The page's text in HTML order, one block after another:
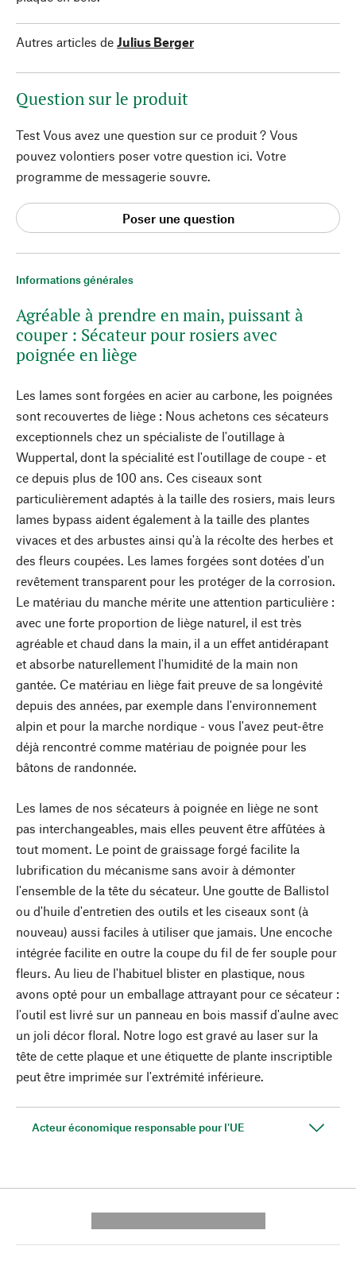
Informations générales
Agréable à prendre en main, puissant à
couper : Sécateur pour rosiers avec
poignée en liège
Les lames sont forgées en acier au carbone, les poignées
sont recouvertes de liège : Nous achetons ces sécateurs
exceptionnels chez un spécialiste de l'outillage à
Wuppertal, dont la spécialité est l'outillage de coupe - et
ce depuis plus de 100 ans. Ces ciseaux sont
particulièrement adaptés à la taille des rosiers, mais leurs
lames bypass aident également à la taille des plantes
vivaces et des arbustes ainsi qu'à la récolte des herbes et
des fleurs coupées. Les lames forgées sont dotées d'un
revêtement transparent pour les protéger de la corrosion.
Le matériau du manche mérite une attention particulière :
avec une forte proportion de liège naturel, il est très
agréable et chaud dans la main, il a un effet antidérapant
et absorbe naturellement l'humidité de la main non
gantée. Ce matériau en liège fait preuve de sa longévité
depuis des années, par exemple dans l'environnement
alpin et pour la marche nordique - vous l'avez peut-être
déjà rencontré comme matériau de poignée pour les
bâtons de randonnée.
Les lames de nos sécateurs à poignée en liège ne sont
pas interchangeables, mais elles peuvent être affûtées à
tout moment. Le point de graissage forgé facilite la
lubrification du mécanisme sans avoir à démonter
l'ensemble de la tête du sécateur. Une goutte de Ballistol
ou d'huile d'entretien des outils et les ciseaux sont (à
nouveau) aussi faciles à utiliser que jamais. Une encoche
intégrée facilite en outre la coupe du fil de fer souple pour
fleurs. Au lieu de l'habituel blister en plastique, nous
avons opté pour un emballage attrayant pour ce sécateur :
l'outil est livré sur un panneau en bois massif d'aulne avec
un joli décor floral. Notre logo est gravé au laser sur la
tête de cette plaque et une étiquette de plante inscriptible
peut être imprimée sur l'extrémité inférieure.
Acteur économique responsable pour l'UE
Autres articles de Julius Berger
Question sur le produit
Test Vous avez une question sur ce produit ? Vous
pouvez volontiers poser votre question ici. Votre
programme de messagerie souvre.
Poser une question